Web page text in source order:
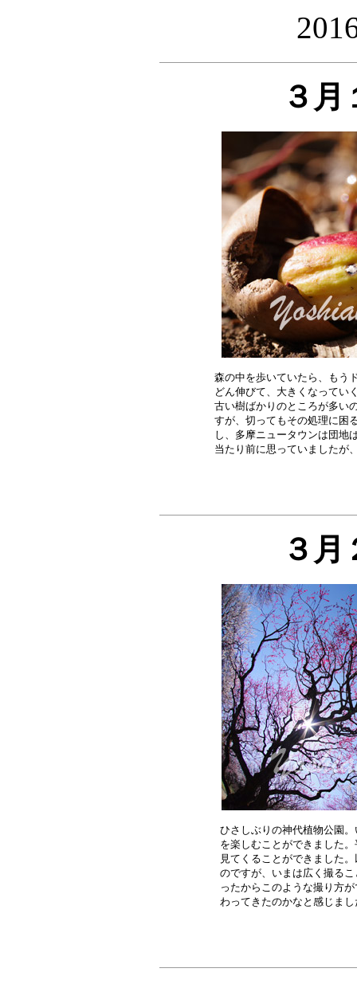
３月
森の中を歩いていたら、もう
どん伸びて、大きくなってい
古い樹ばかりのところが多い
すが、切ってもその処理に困
し、多摩ニュータウンは団地
３月
ひさしぶりの神代植物公園
を楽しむことができました
見てくることができました
のですが、いまは広く撮る
ったからこのような撮り方